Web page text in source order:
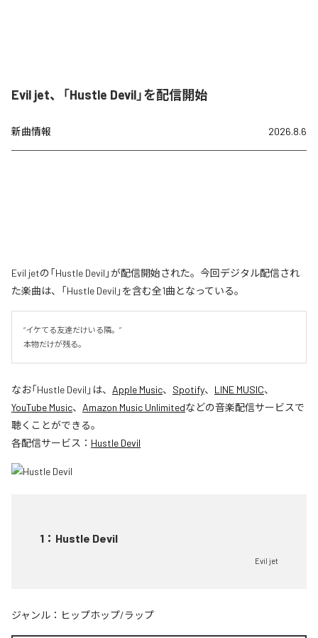
Evil jet、「Hustle Devil」を配信開始
新曲情報 2026.8.6
Evil jetの「Hustle Devil」が配信開始された。今回デジタル配信され
た楽曲は、「Hustle Devil」を含む全1曲となっている。
“イケてる友達だけいる隣。”
本物だけが残る。
なお「Hustle Devil 」は、 Apple Music、 Spotify、 LINE MUSIC、
YouTube Music、 Amazon Music Unlimitedなどの音楽配信サービスで
聴くことができる。
各配信サービス： Hustle Devil
1 ： Hustle Devil
Evil jet
ジャンル： ヒップホップ/ラップ